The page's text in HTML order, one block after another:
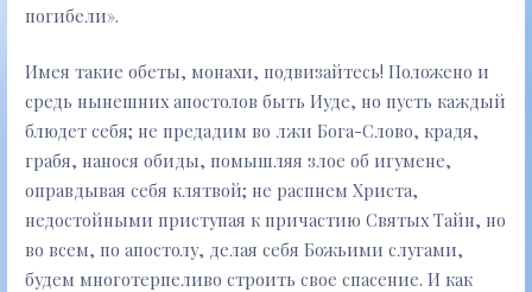
погибели».
Имея такие обеты, монахи, подвизайтесь! Положено и
средь нынешних апостолов быть Иуде, но пусть каждый
блюдет себя; не предадим во лжи Бога-Слово, крадя,
грабя, нанося обиды, помышляя злое об игумене,
оправдывая себя клятвой; не распнем Христа,
недостойными приступая к причастию Святых Тайн, но
во всем, по апостолу, делая себя Божьими слугами,
будем многотерпеливо строить свое спасение. И как